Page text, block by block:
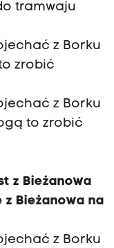
tramwaju
z Borku
zrobić
z Borku
to zrobić
z Bieżanowa
z Bieżanowa na
z Borku